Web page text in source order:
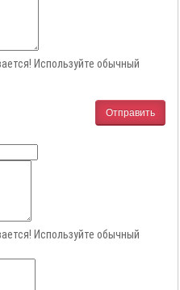
Используйте обычный
Отправить
Используйте обычный